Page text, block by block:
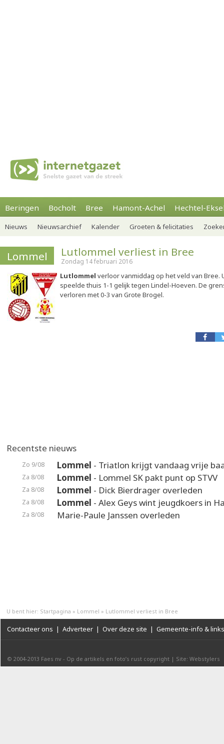
Beringen Bocholt Bree Hamont-Achel Hechtel-
Nieuws Nieuwsarchief Kalender Groeten & felicitaties
Lommel Lutlommel verliest in Bree
Zondag 14 februari 2016
Lutlommel verloor vanmiddag op het veld van Bree.
speelde thuis 1-1 gelijk tegen Lindel-Hoeven. De
verloren met 0-3 van Grote Brogel.
Recentste nieuws
Zo 9/08 Lommel - Triatlon krijgt vandaag vrije
Za 8/08 Lommel - Lommel SK pakt punt op STVV
Za 8/08 Lommel - Dick Bierdrager overleden
Za 8/08 Lommel - Alex Geys wint jeugdkoers in
Za 8/08 Marie-Paule Janssen overleden
U bent hier: Startpagina » Lommel » Lutlommel verliest in Bree
Contacteer ons | Adverteer | Over deze site | Gemeente-info & links
© 2004-2013 Faes nv - Op de artikels en foto’s rust copyright | Site: Webstylers